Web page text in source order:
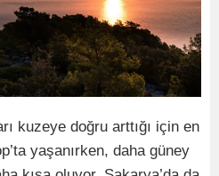
kuzeye doğru arttığı için en
yaşanırken, daha güney